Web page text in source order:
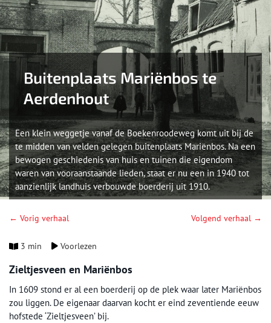
Buitenplaats Mariënbos te
Aerdenhout
Een klein weggetje vanaf de Boekenroodeweg komt uit bij de
te midden van velden gelegen buitenplaats Mariënbos. Na een
bewogen geschiedenis van huis en tuinen die eigendom
waren van vooraanstaande lieden, staat er nu een in 1940 tot
aanzienlijk landhuis verbouwde boerderij uit 1910.
← Vorig verhaal Volgend verhaal →
3 min Voorlezen
Zieltjesveen en Mariënbos
In 1609 stond er al een boerderij op de plek waar later Mariënbos
zou liggen. De eigenaar daarvan kocht er eind zeventiende eeuw
hofstede ‘Zieltjesveen’ bij.